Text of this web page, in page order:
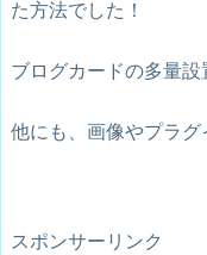
た方法でした！
ブログカードの多量設
他にも、画像やプラグ
スポンサーリンク